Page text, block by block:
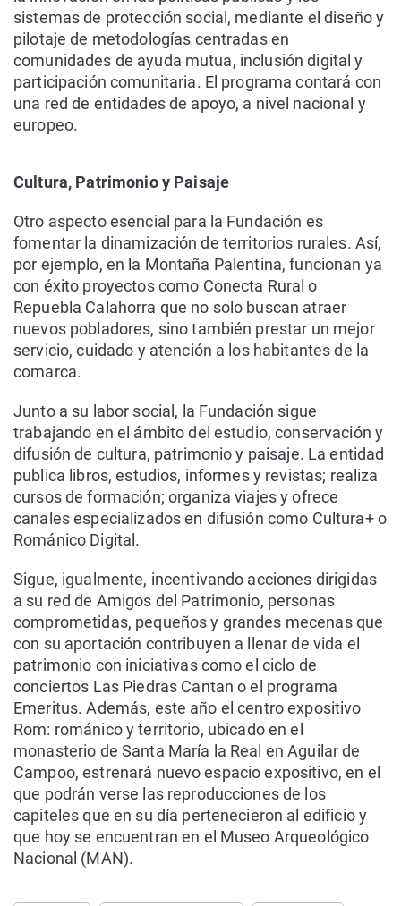
sistemas de protección social, mediante el diseño y
pilotaje de metodologías centradas en
comunidades de ayuda mutua, inclusión digital y
participación comunitaria. El programa contará con
una red de entidades de apoyo, a nivel nacional y
europeo.
Cultura, Patrimonio y Paisaje
Otro aspecto esencial para la Fundación es
fomentar la dinamización de territorios rurales. Así,
por ejemplo, en la Montaña Palentina, funcionan ya
con éxito proyectos como Conecta Rural o
Repuebla Calahorra que no solo buscan atraer
nuevos pobladores, sino también prestar un mejor
servicio, cuidado y atención a los habitantes de la
comarca.
Junto a su labor social, la Fundación sigue
trabajando en el ámbito del estudio, conservación y
difusión de cultura, patrimonio y paisaje. La entidad
publica libros, estudios, informes y revistas; realiza
cursos de formación; organiza viajes y ofrece
canales especializados en difusión como Cultura+ o
Románico Digital.
Sigue, igualmente, incentivando acciones dirigidas
a su red de Amigos del Patrimonio, personas
comprometidas, pequeños y grandes mecenas que
con su aportación contribuyen a llenar de vida el
patrimonio con iniciativas como el ciclo de
conciertos Las Piedras Cantan o el programa
Emeritus. Además, este año el centro expositivo
Rom: románico y territorio, ubicado en el
monasterio de Santa María la Real en Aguilar de
Campoo, estrenará nuevo espacio expositivo, en el
que podrán verse las reproducciones de los
capiteles que en su día pertenecieron al edificio y
que hoy se encuentran en el Museo Arqueológico
Nacional (MAN).